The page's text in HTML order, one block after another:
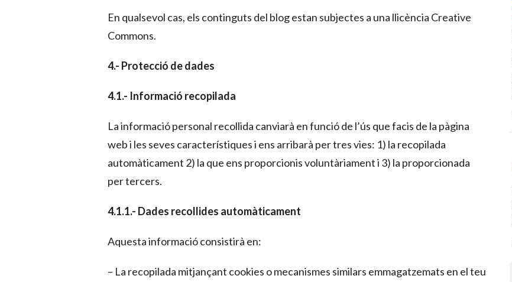
En qualsevol cas, els continguts del blog estan subjectes a una llicència Creative
Commons.
4.- Protecció de dades
4.1.- Informació recopilada
La informació personal recollida canviarà en funció de l’ús que facis de la pàgina
web i les seves característiques i ens arribarà per tres vies: 1) la recopilada
automàticament 2) la que ens proporcionis voluntàriament i 3) la proporcionada
per tercers.
4.1.1.- Dades recollides automàticament
Aquesta informació consistirà en:
– La recopilada mitjançant cookies o mecanismes similars emmagatzemats en el teu